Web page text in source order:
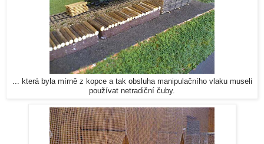
... která byla mírně z kopce a tak obsluha manipulačního vlaku museli
používat netradiční čuby.